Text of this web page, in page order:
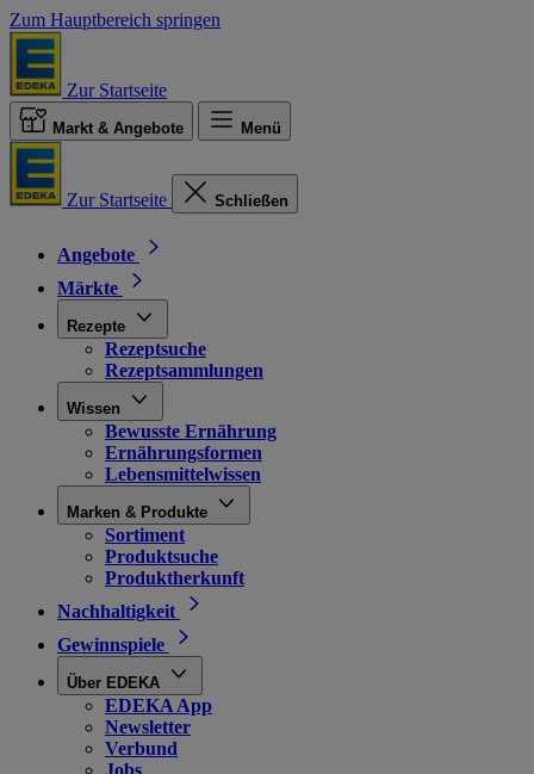
Zum Hauptbereich springen
Zur Startseite
Markt & Angebote Menü
Zur Startseite Schließen
Angebote
Märkte
Rezepte
Rezeptsuche
Rezeptsammlungen
Wissen
Bewusste Ernährung
Ernährungsformen
Lebensmittelwissen
Marken & Produkte
Sortiment
Produktsuche
Produktherkunft
Nachhaltigkeit
Gewinnspiele
Über EDEKA
EDEKA App
Newsletter
Verbund
Jobs